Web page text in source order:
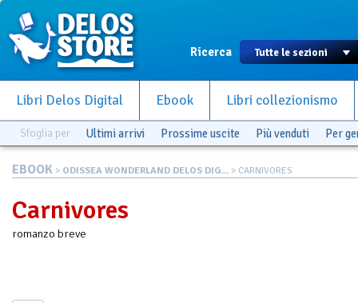
Ricerca
Libri Delos Digital Ebook Libri collezionismo
Sfoglia per Ultimi arrivi Prossime uscite Più venduti Per
EBOOK > ODISSEA WONDERLAND DELOS DIG... > CARNIVORES
Carnivores
romanzo breve